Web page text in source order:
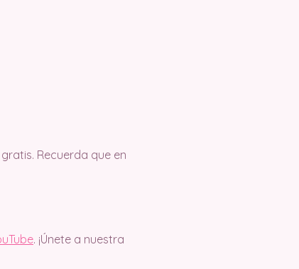
Recuerda que en
. ¡Únete a nuestra